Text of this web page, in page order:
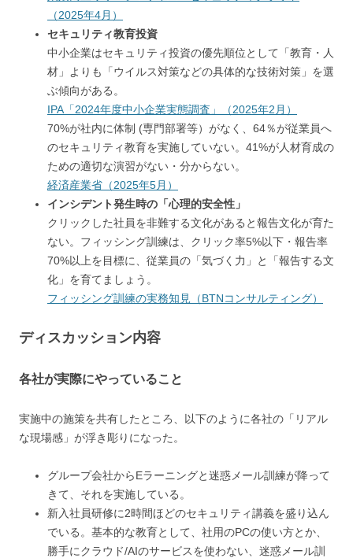
（2025年4月）
セキュリティ教育投資
中小企業はセキュリティ投資の優先順位として「教育・人
材」よりも「ウイルス対策などの具体的な技術対策」を選
ぶ傾向がある。
IPA「2024年度中小企業実態調査」（2025年2月）
70%が社内に体制 (専門部署等）がなく、64％が従業員へ
のセキュリティ教育を実施していない。41%が人材育成の
ための適切な演習がない・分からない。
経済産業省（2025年5月）
インシデント発生時の「心理的安全性」
クリックした社員を非難する文化があると報告文化が育た
ない。フィッシング訓練は、クリック率5%以下・報告率
70%以上を目標に、従業員の「気づく力」と「報告する文
化」を育てましょう。
フィッシング訓練の実務知見（BTNコンサルティング）
ディスカッション内容
各社が実際にやっていること
実施中の施策を共有したところ、以下のように各社の「リアル
な現場感」が浮き彫りになった。
グループ会社からEラーニングと迷惑メール訓練が降って
きて、それを実施している。
新入社員研修に2時間ほどのセキュリティ講義を盛り込ん
でいる。基本的な教育として、社用のPCの使い方とか、
勝手にクラウド/AIのサービスを使わない、迷惑メール訓